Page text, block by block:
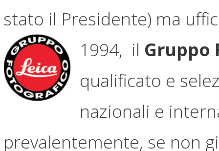
stato il Presidente) ma
1994, il Gruppo
qualificato e
nazionali e
prevalentemente, se non